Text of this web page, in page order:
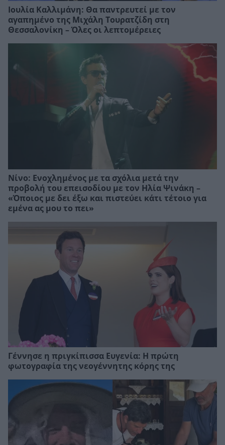
Ιουλία Καλλιμάνη: Θα παντρευτεί με τον
αγαπημένο της Μιχάλη Τουρατζίδη στη
Θεσσαλονίκη – Όλες οι λεπτομέρειες
Νίνο: Ενοχλημένος με τα σχόλια μετά την
προβολή του επεισοδίου με τον Ηλία Ψινάκη –
«Όποιος με δει έξω και πιστεύει κάτι τέτοιο για
εμένα ας μου το πει»
Γέννησε η πριγκίπισσα Ευγενία: Η πρώτη
φωτογραφία της νεογέννητης κόρης της